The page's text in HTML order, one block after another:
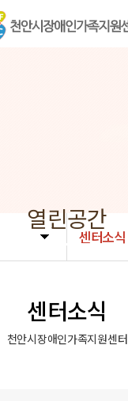
센터소식
열린공간
센터소식
천안시장애인가족지원센터